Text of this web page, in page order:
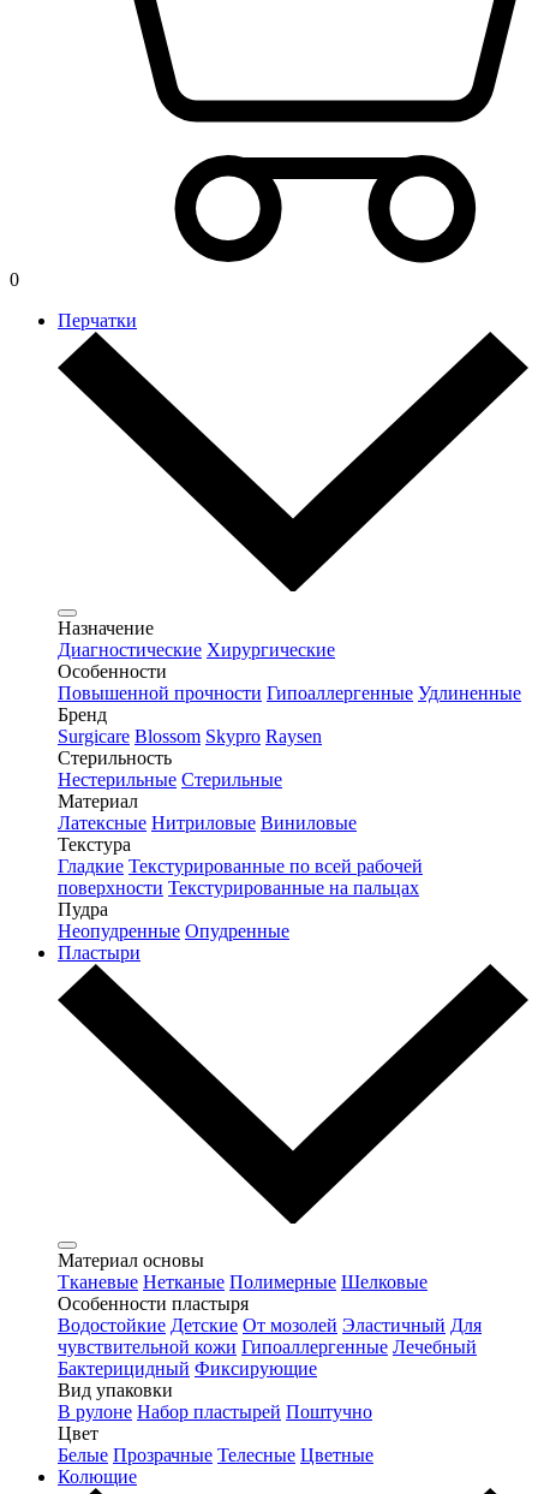
0
Перчатки
Назначение
Диагностические Хирургические
Особенности
Повышенной прочности Гипоаллергенные Удлиненные
Бренд
Surgicare Blossom Skypro Raysen
Стерильность
Нестерильные Стерильные
Материал
Латексные Нитриловые Виниловые
Текстура
Гладкие Текстурированные по всей рабочей
поверхности Текстурированные на пальцах
Пудра
Неопудренные Опудренные
Пластыри
Материал основы
Тканевые Нетканые Полимерные Шелковые
Особенности пластыря
Водостойкие Детские От мозолей Эластичный Для
чувствительной кожи Гипоаллергенные Лечебный
Бактерицидный Фиксирующие
Вид упаковки
В рулоне Набор пластырей Поштучно
Цвет
Белые Прозрачные Телесные Цветные
Колющие